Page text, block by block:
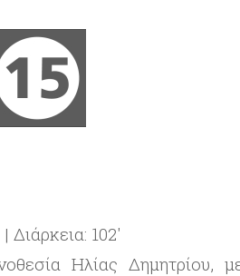
102′
Ηλίας